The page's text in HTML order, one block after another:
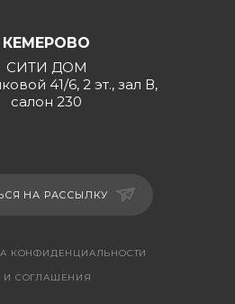
КЕМЕРОВО
СИТИ ДОМ
41/6, 2 эт., зал В,
салон 230
НА РАССЫЛКУ
КОНФИДЕНЦИАЛЬНОСТИ
И СОГЛАШЕНИЯ